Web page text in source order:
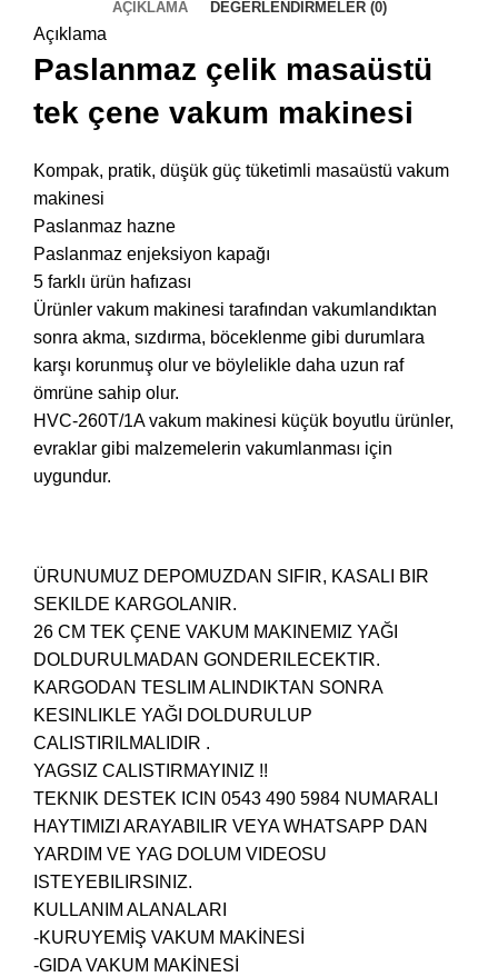
AÇIKLAMA DEĞERLENDIRMELER (0)
Açıklama
Paslanmaz çelik masaüstü
tek çene vakum makinesi
Kompak, pratik, düşük güç tüketimli masaüstü vakum
makinesi
Paslanmaz hazne
Paslanmaz enjeksiyon kapağı
5 farklı ürün hafızası
Ürünler vakum makinesi tarafından vakumlandıktan
sonra akma, sızdırma, böceklenme gibi durumlara
karşı korunmuş olur ve böylelikle daha uzun raf
ömrüne sahip olur.
HVC-260T/1A vakum makinesi küçük boyutlu ürünler,
evraklar gibi malzemelerin vakumlanması için
uygundur.
ÜRUNUMUZ DEPOMUZDAN SIFIR, KASALI BIR
SEKILDE KARGOLANIR.
26 CM TEK ÇENE VAKUM MAKINEMIZ YAĞI
DOLDURULMADAN GONDERILECEKTIR.
KARGODAN TESLIM ALINDIKTAN SONRA
KESINLIKLE YAĞI DOLDURULUP
CALISTIRILMALIDIR .
YAGSIZ CALISTIRMAYINIZ !!
TEKNIK DESTEK ICIN 0543 490 5984 NUMARALI
HAYTIMIZI ARAYABILIR VEYA WHATSAPP DAN
YARDIM VE YAG DOLUM VIDEOSU
ISTEYEBILIRSINIZ.
KULLANIM ALANALARI
-KURUYEMİŞ VAKUM MAKİNESİ
-GIDA VAKUM MAKİNESİ